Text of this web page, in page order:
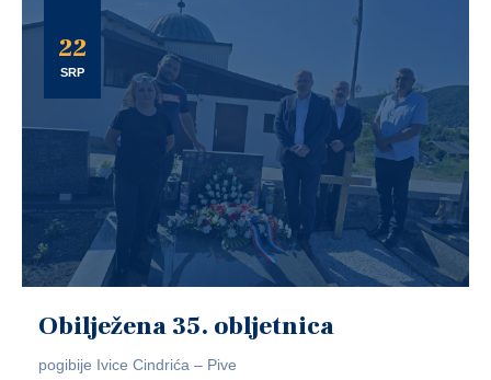
22
SRP
Obilježena 35. obljetnica
pogibije Ivice Cindrića – Pive